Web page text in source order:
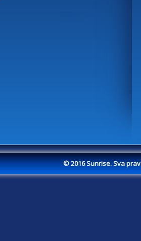
© 2016 Sunrise. Sva